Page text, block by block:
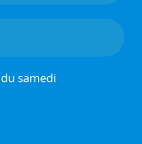
du samedi